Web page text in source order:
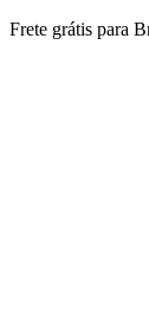
Ir
Frete grátis para